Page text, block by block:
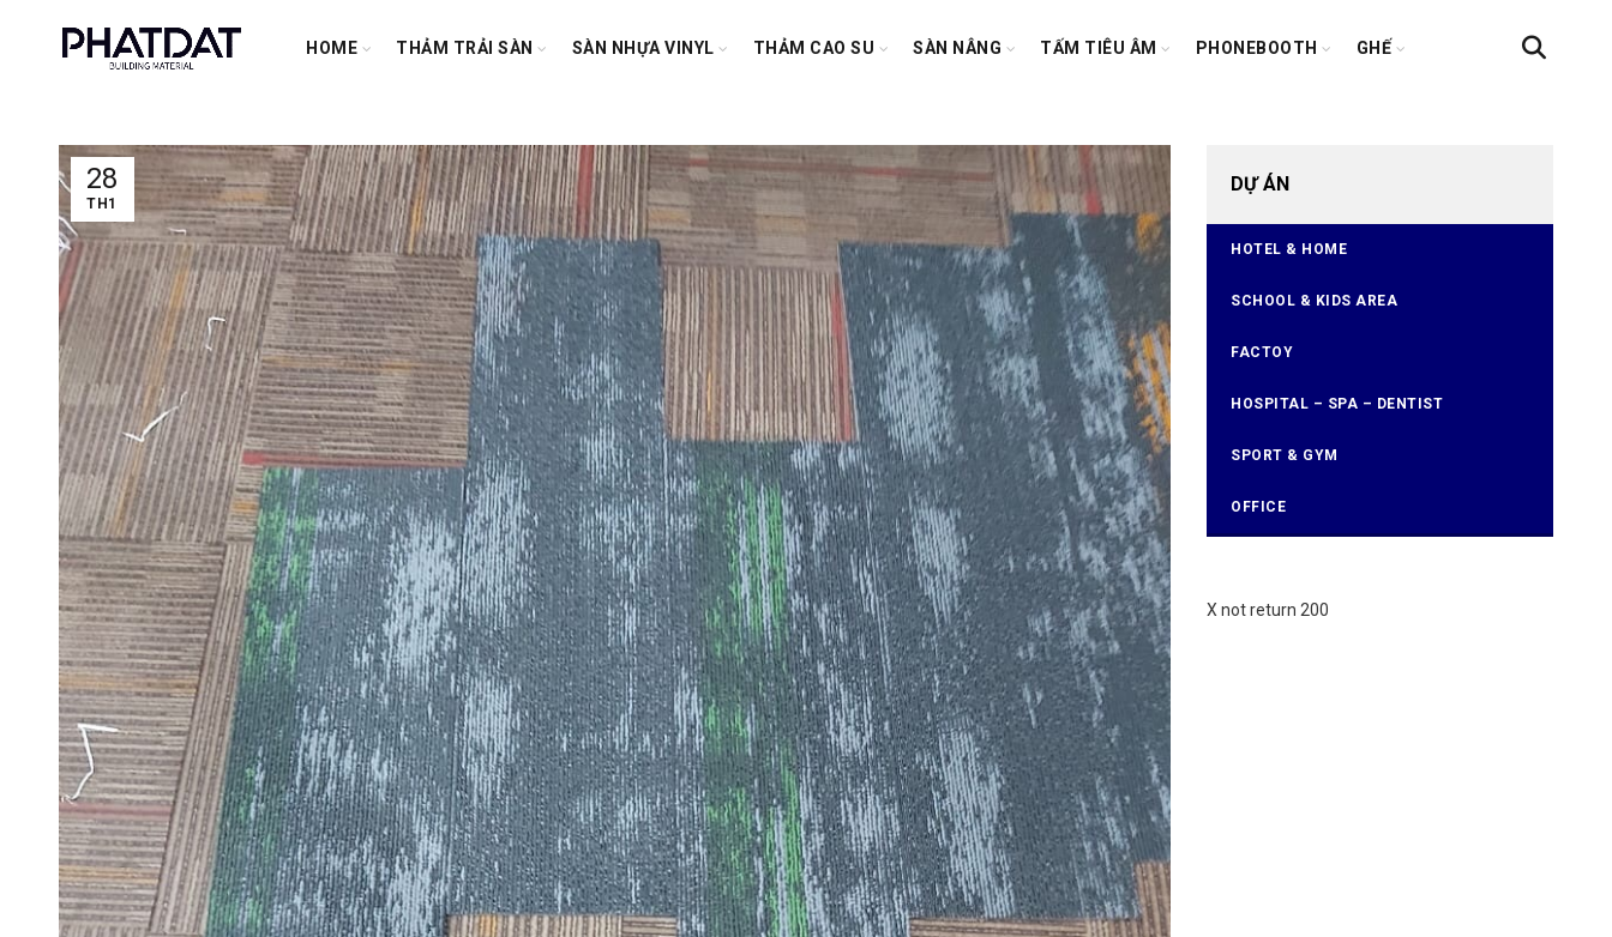
HOME THẢM TRẢI SÀN SÀN NHỰA VINYL THẢM CAO SU SÀN NÂNG TẤM TIÊU ÂM PHONEBOOTH GHẾ
28
TH1
DỰ ÁN
HOTEL & HOME
SCHOOL & KIDS AREA
FACTOY
HOSPITAL – SPA – DENTIST
SPORT & GYM
OFFICE
X not return 200